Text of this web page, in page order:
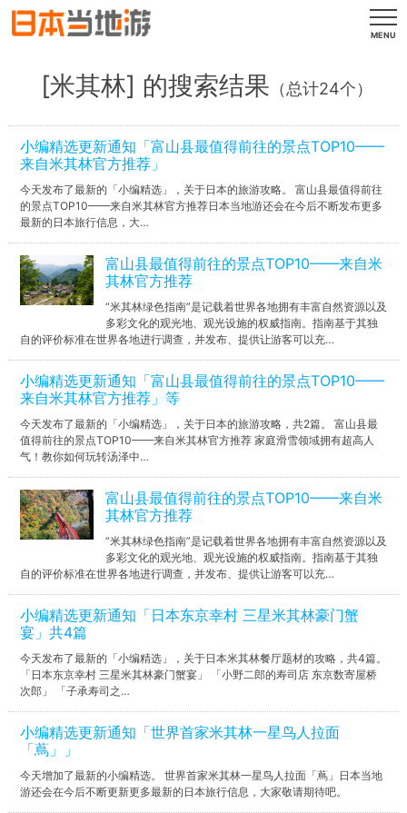
MENU
[米其林] 的搜索结果 （总计24个）
小编精选更新通知「富山县最值得前往的景点TOP10——
来自米其林官方推荐」
今天发布了最新的「小编精选」，关于日本的旅游攻略。 富山县最值得前往
的景点TOP10——来自米其林官方推荐日本当地游还会在今后不断发布更多
最新的日本旅行信息，大…
富山县最值得前往的景点TOP10——来自米
其林官方推荐
“米其林绿色指南”是记载着世界各地拥有丰富自然资源以及
多彩文化的观光地、观光设施的权威指南。指南基于其独
自的评价标准在世界各地进行调查，并发布、提供让游客可以充…
小编精选更新通知「富山县最值得前往的景点TOP10——
来自米其林官方推荐」等
今天发布了最新的「小编精选」，关于日本的旅游攻略，共2篇。 富山县最
值得前往的景点TOP10——来自米其林官方推荐 家庭滑雪领域拥有超高人
气！教你如何玩转汤泽中…
富山县最值得前往的景点TOP10——来自米
其林官方推荐
“米其林绿色指南”是记载着世界各地拥有丰富自然资源以及
多彩文化的观光地、观光设施的权威指南。指南基于其独
自的评价标准在世界各地进行调查，并发布、提供让游客可以充…
小编精选更新通知「日本东京幸村 三星米其林豪门蟹
宴」共4篇
今天发布了最新的「小编精选」，关于日本米其林餐厅题材的攻略，共4篇。
「日本东京幸村 三星米其林豪门蟹宴」 「小野二郎的寿司店 东京数寄屋桥
次郎」 「子承寿司之…
小编精选更新通知「世界首家米其林一星鸟人拉面
「蔦」」
今天增加了最新的小编精选。 世界首家米其林一星鸟人拉面「蔦」日本当地
游还会在今后不断更新更多最新的日本旅行信息，大家敬请期待吧。